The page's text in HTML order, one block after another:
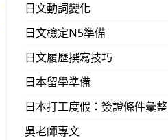
日文動詞變化
日文檢定N5準備
日文履歷撰寫技巧
日本留學準備
日本打工度假：簽證條件彙整
吳老師專文